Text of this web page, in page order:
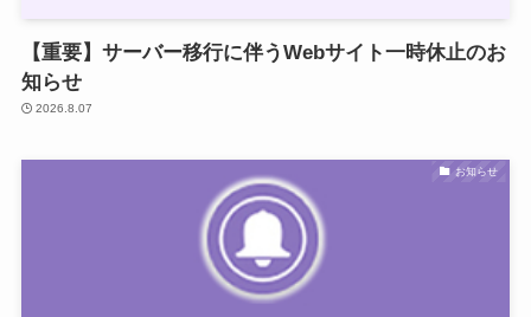
【重要】サーバー移行に伴うWebサイト一時休止のお
知らせ
2026.8.07
お知らせ